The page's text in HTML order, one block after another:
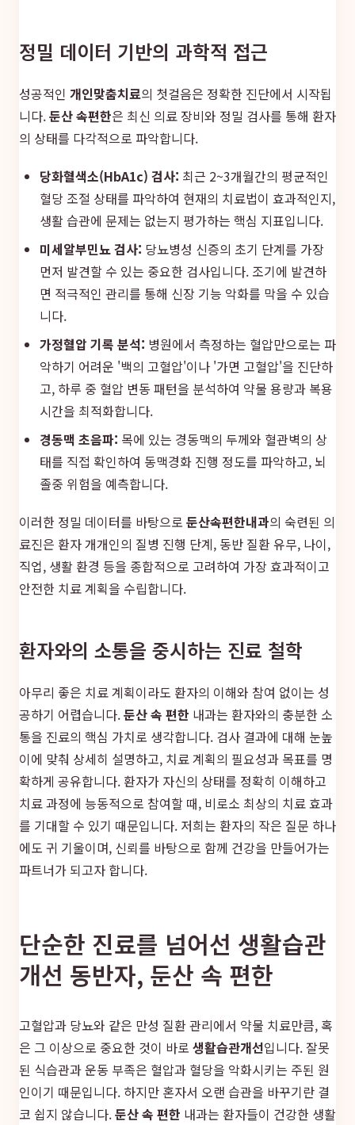
정밀 데이터 기반의 과학적 접근
성공적인 개인맞춤치료의 첫걸음은 정확한 진단에서 시작됩
니다.둔산 속편한은 최신 의료 장비와 정밀 검사를 통해 환자
의 상태를 다각적으로 파악합니다.
당화혈색소(HbA1c) 검사: 최근 2~3개월간의 평균적인
혈당 조절 상태를 파악하여 현재의 치료법이 효과적인지,
생활 습관에 문제는 없는지 평가하는 핵심 지표입니다.
미세알부민뇨 검사: 당뇨병성 신증의 초기 단계를 가장
먼저 발견할 수 있는 중요한 검사입니다. 조기에 발견하
면 적극적인 관리를 통해 신장 기능 악화를 막을 수 있습
니다.
가정혈압 기록 분석: 병원에서 측정하는 혈압만으로는 파
악하기 어려운 '백의 고혈압'이나 '가면 고혈압'을 진단하
고, 하루 중 혈압 변동 패턴을 분석하여 약물 용량과 복용
시간을 최적화합니다.
경동맥 초음파: 목에 있는 경동맥의 두께와 혈관벽의 상
태를 직접 확인하여 동맥경화 진행 정도를 파악하고, 뇌
졸중 위험을 예측합니다.
이러한 정밀 데이터를 바탕으로 둔산속편한내과의 숙련된 의
료진은 환자 개개인의 질병 진행 단계, 동반 질환 유무, 나이,
직업, 생활 환경 등을 종합적으로 고려하여 가장 효과적이고
안전한 치료 계획을 수립합니다.
환자와의 소통을 중시하는 진료 철학
아무리 좋은 치료 계획이라도 환자의 이해와 참여 없이는 성
공하기 어렵습니다.둔산 속 편한 내과는 환자와의 충분한 소
통을 진료의 핵심 가치로 생각합니다. 검사 결과에 대해 눈높
이에 맞춰 상세히 설명하고, 치료 계획의 필요성과 목표를 명
확하게 공유합니다. 환자가 자신의 상태를 정확히 이해하고
치료 과정에 능동적으로 참여할 때, 비로소 최상의 치료 효과
를 기대할 수 있기 때문입니다. 저희는 환자의 작은 질문 하나
에도 귀 기울이며, 신뢰를 바탕으로 함께 건강을 만들어가는
파트너가 되고자 합니다.
단순한 진료를 넘어선 생활습관
개선 동반자, 둔산 속 편한
고혈압과 당뇨와 같은 만성 질환 관리에서 약물 치료만큼, 혹
은 그 이상으로 중요한 것이 바로 생활습관개선입니다. 잘못
된 식습관과 운동 부족은 혈압과 혈당을 악화시키는 주된 원
인이기 때문입니다. 하지만 혼자서 오랜 습관을 바꾸기란 결
코 쉽지 않습니다.둔산 속 편한 내과는 환자들이 건강한 생활